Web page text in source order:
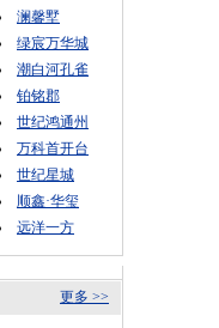
澜馨墅
绿宸万华城
潮白河孔雀
铂铭郡
世纪鸿通州
万科首开台
世纪星城
顺鑫·华玺
远洋一方
更多 >>